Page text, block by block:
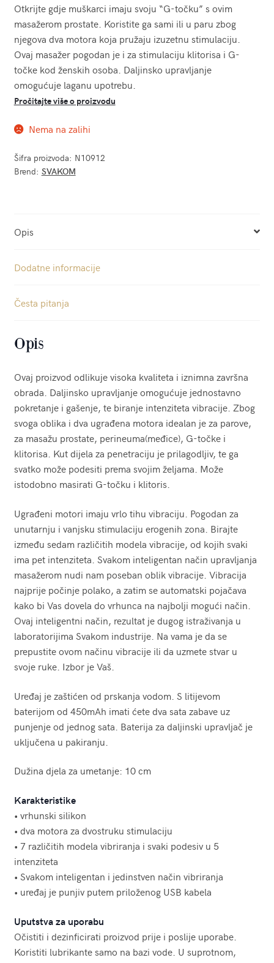
Otkrijte gdje muškarci imaju svoju “G-točku” s ovim
masažerom prostate. Koristite ga sami ili u paru zbog
njegova dva motora koja pružaju izuzetnu stimulaciju.
Ovaj masažer pogodan je i za stimulaciju klitorisa i G-
točke kod ženskih osoba. Daljinsko upravljanje
omogućuje laganu upotrebu.
Pročitajte više o proizvodu
Nema na zalihi
Šifra proizvoda: N10912
Brend: SVAKOM
Opis
Dodatne informacije
Česta pitanja
Opis
Ovaj proizvod odlikuje visoka kvaliteta i iznimna završna
obrada. Daljinsko upravljanje omogućuje jednostavno
pokretanje i gašenje, te biranje intenziteta vibracije. Zbog
svoga oblika i dva ugrađena motora idealan je za parove,
za masažu prostate, perineuma(međice), G-točke i
klitorisa. Kut dijela za penetraciju je prilagodljiv, te ga
svatko može podesiti prema svojim željama. Može
istodobno masirati G-točku i klitoris.
Ugrađeni motori imaju vrlo tihu vibraciju. Pogodan za
unutarnju i vanjsku stimulaciju erogenih zona. Birajte
između sedam različitih modela vibracije, od kojih svaki
ima pet intenziteta. Svakom inteligentan način upravljanja
masažerom nudi nam poseban oblik vibracije. Vibracija
najprije počinje polako, a zatim se automatski pojačava
kako bi Vas dovela do vrhunca na najbolji mogući način.
Ovaj inteligentni način, rezultat je dugog istraživanja u
laboratorijima Svakom industrije. Na vama je da se
prepustite ovom načinu vibracije ili da uzmete stvar u
svoje ruke. Izbor je Vaš.
Uređaj je zaštićen od prskanja vodom. S litijevom
baterijom od 450mAh imati ćete dva sata zabave uz
punjenje od jednog sata. Baterija za daljinski upravljač je
uključena u pakiranju.
Dužina djela za umetanje: 10 cm
Karakteristike
• vrhunski silikon
• dva motora za dvostruku stimulaciju
• 7 različitih modela vibriranja i svaki podesiv u 5
intenziteta
• Svakom inteligentan i jedinstven način vibriranja
• uređaj je punjiv putem priloženog USB kabela
Uputstva za uporabu
Očistiti i dezinficirati proizvod prije i poslije uporabe.
Koristiti lubrikante samo na bazi vode. U suprotnom,